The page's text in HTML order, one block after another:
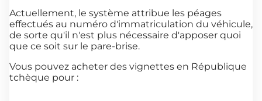
Actuellement, le système attribue les péages
effectués au numéro d'immatriculation du véhicule,
de sorte qu'il n'est plus nécessaire d'apposer quoi
que ce soit sur le pare-brise.
Vous pouvez acheter des vignettes en République
tchèque pour :